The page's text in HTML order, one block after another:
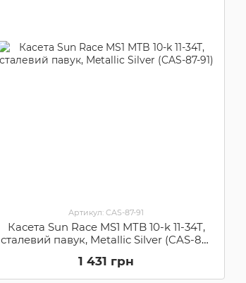
Артикул: CAS-87-91
Касета Sun Race MS1 MTB 10-k 11-34T,
сталевий павук, Metallic Silver (CAS-87-
1 431 грн